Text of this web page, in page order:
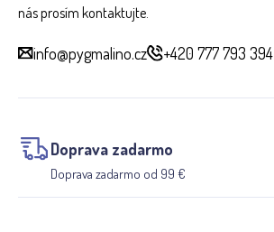
nás prosím kontaktujte.
info@pygmalino.cz +420 777 793 394
Doprava zadarmo
Doprava zadarmo od 99 €